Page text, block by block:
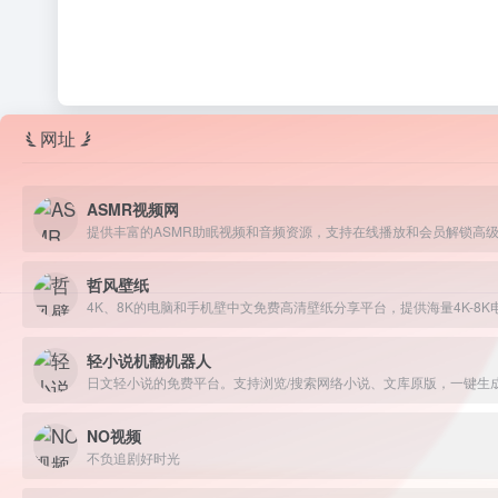
网址
ASMR视频网
提供丰富的ASMR助眠视频和音频资源，支持在线播放和会员解锁高
哲风壁纸
轻小说机翻机器人
NO视频
不负追剧好时光